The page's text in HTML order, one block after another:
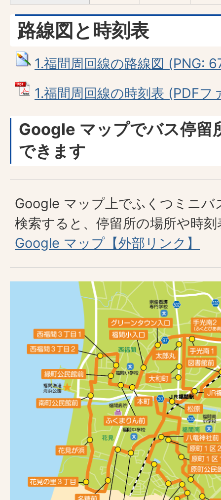
路線図と時刻表
1.福間周回線の路線図 (PNG:
1.福間周回線の時刻表 (PDF
Google マップでバス停留
できます
Google マップ上でふくつミニバ
検索すると、停留所の場所や時
Google マップ【外部リンク】